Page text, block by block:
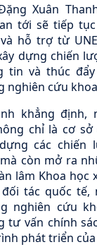
Xuân
tới sẽ tiếp
hỗ trợ từ
dựng chiến
tin và thúc
nghiên cứu
khẳng định,
chỉ là cơ
các chiến
còn mở ra
lâm Khoa học
đối tác quốc
nghiên cứu
tư vấn chính
phát triển